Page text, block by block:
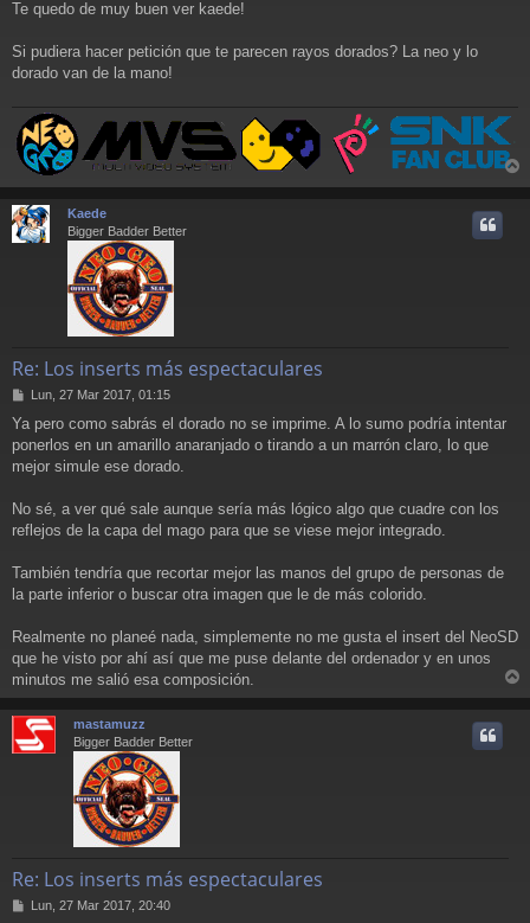
n
a
j
Te quedo de muy buen ver kaede!
Si pudiera hacer petición que te parecen rayos dorados? La neo y lo
dorado van de la mano!
r
Kaede
Bigger Badder Better
Re: Los inserts más espectaculares
M
n
s
a
Lun, 27 Mar 2017, 01:15
Ya pero como sabrás el dorado no se imprime. A lo sumo podría intentar
ponerlos en un amarillo anaranjado o tirando a un marrón claro, lo que
mejor simule ese dorado.
No sé, a ver qué sale aunque sería más lógico algo que cuadre con los
reflejos de la capa del mago para que se viese mejor integrado.
También tendría que recortar mejor las manos del grupo de personas de
la parte inferior o buscar otra imagen que le de más colorido.
Realmente no planeé nada, simplemente no me gusta el insert del NeoSD
que he visto por ahí así que me puse delante del ordenador y en unos
minutos me salió esa composición.
r
mastamuzz
Bigger Badder Better
Re: Los inserts más espectaculares
MLun, 27 Mar 2017, 20:40